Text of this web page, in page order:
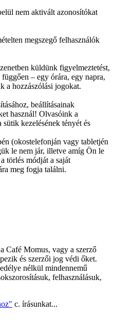
nem aktivált azonosítókat
megszegő felhasználók
küldünk figyelmeztetést,
– egy órára, egy napra,
a hozzászólási jogokat.
beállításainak
használ! Olvasóink a
kezelésének tényét és
(okostelefonján vagy tabletjén
le nem jár, illetve amíg Ön le
törlés módját a saját
meg fogja találni.
Café Momus, vagy a szerző
és szerzői jog védi őket.
nélkül mindennemű
felhasználásuk,
c. írásunkat...